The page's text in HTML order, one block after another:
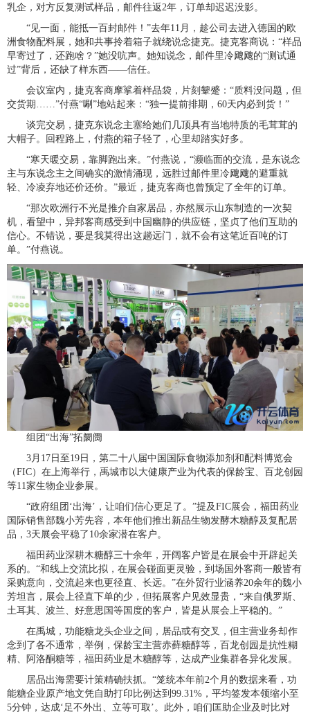
乳企，对方反复测试样品，邮件往返2年，订单却迟迟没影。
“见一面，能抵一百封邮件！”去年11月，趁公司去进入德国的欧
洲食物配料展，她和共事拎着箱子就绕说念捷克。捷克客商说：“样品
早寄过了，还跑啥？”她没吭声。她知说念，邮件里冷飕飕的“测试通
过”背后，还缺了样东西——信任。
会议室内，捷克客商摩挲着样品袋，片刻颦蹙：“质料没问题，但
交货期……”付燕“唰”地站起来：“独一提前排期，60天内必到货！”
谈完交易，捷克东说念主塞给她们几顶具有当地特质的毛茸茸的
大帽子。回程路上，付燕的箱子轻了，心里却踏实好多。
“寒天暖交易，靠脚跑出来。”付燕说，“濒临面的交流，是东说念
主与东说念主之间确实的激情涌现，远胜过邮件里冷飕飕的避重就
轻、冷凌弃地还价还价。”最近，捷克客商也曾预定了全年的订单。
“那次欧洲行不光是推介自家居品，亦然展示山东制造的一次契
机，看望中，异邦客商感受到中国幽静的供应链，坚贞了他们互助的
信心。不错说，要是我莫得出这趟远门，就不会有这笔近百吨的订
单。”付燕说。
组团“出海”拓阛阓
3月17日至19日，第二十八届中国国际食物添加剂和配料博览会
（FIC）在上海举行，禹城市以大健康产业为代表的保龄宝、百龙创园
等11家生物企业参展。
“政府组团‘出海’，让咱们信心更足了。”提及FIC展会，福田药业
国际销售部魏小芳先容，本年他们推出新品生物发酵木糖醇及复配居
品，3天展会平稳了10余家潜在客户。
福田药业深耕木糖醇三十余年，开阔客户皆是在展会中开辟起关
系的。“和线上交流比拟，在展会碰面更灵验，到场国外客商一般皆有
采购意向，交流起来也更径直、长远。”在外贸行业涵养20余年的魏小
芳坦言，展会上径直下单的少，但拓展客户见效显贵，“来自俄罗斯、
土耳其、波兰、好意思国等国度的客户，皆是从展会上平稳的。”
在禹城，功能糖龙头企业之间，居品或有交叉，但主营业务却作
念到了各不通常，举例，保龄宝主营赤藓糖醇等，百龙创园是抗性糊
精、阿洛酮糖等，福田药业是木糖醇等，达成产业集群各异化发展。
居品出海需要计策精确扶抓。“笼统本年前2个月的数据来看，功
能糖企业原产地文凭自助打印比例达到99.31%，平均签发本领缩小至
5分钟，达成‘足不外出、立等可取’。此外，咱们匡助企业及时比对